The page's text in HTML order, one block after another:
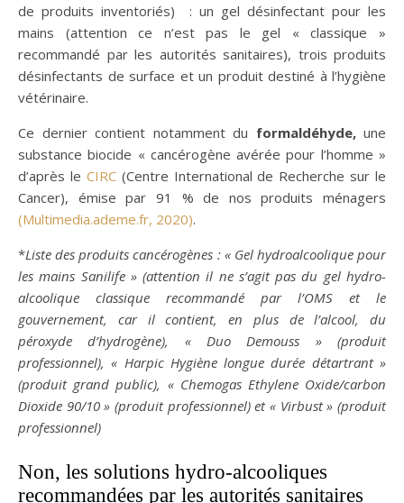
de produits inventoriés) : un gel désinfectant pour les
mains (attention ce n’est pas le gel « classique »
recommandé par les autorités sanitaires), trois produits
désinfectants de surface et un produit destiné à l’hygiène
vétérinaire.
Ce dernier contient notamment du formaldéhyde, une
substance biocide « cancérogène avérée pour l’homme »
d’après le CIRC (Centre International de Recherche sur le
Cancer), émise par 91 % de nos produits ménagers
(Multimedia.ademe.fr, 2020).
*Liste des produitscancérogènes : « Gel hydroalcoolique pour
les mains Sanilife » (attention il ne s’agit pas du gel hydro-
alcoolique classique recommandé par l’OMS et le
gouvernement, car il contient, en plus de l’alcool, du
péroxyde d’hydrogène), « Duo Demouss » (produit
professionnel), « Harpic Hygiène longue durée détartrant »
(produit grand public), « Chemogas Ethylene Oxide/carbon
Dioxide 90/10 » (produit professionnel) et « Virbust » (produit
professionnel)
Non, les solutions hydro-alcooliques
recommandées par les autorités sanitaires